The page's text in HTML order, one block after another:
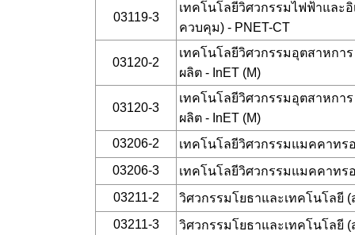
03119-3
เทคโนโลยีวิศวกรรมไฟฟ้าและ
ควบคุม) - PNET-CT
03120-2
เทคโนโลยีวิศวกรรมอุตสาหกา
ผลิต - InET (M)
03120-3
เทคโนโลยีวิศวกรรมอุตสาหกา
ผลิต - InET (M)
03206-2
เทคโนโลยีวิศวกรรมแมคคาทร
03206-3
เทคโนโลยีวิศวกรรมแมคคาทร
03211-2
วิศวกรรมโยธาและเทคโนโลยี
03211-3
วิศวกรรมโยธาและเทคโนโลยี